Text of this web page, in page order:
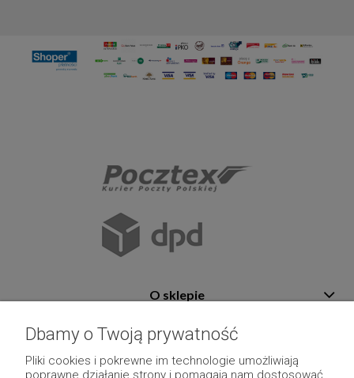
O sklepie
Płatność i dostawa
Dbamy o Twoją prywatność
Pliki cookies i pokrewne im technologie umożliwiają
poprawne działanie strony i pomagają nam dostosować